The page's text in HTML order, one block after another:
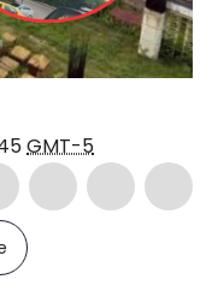
GMT-5